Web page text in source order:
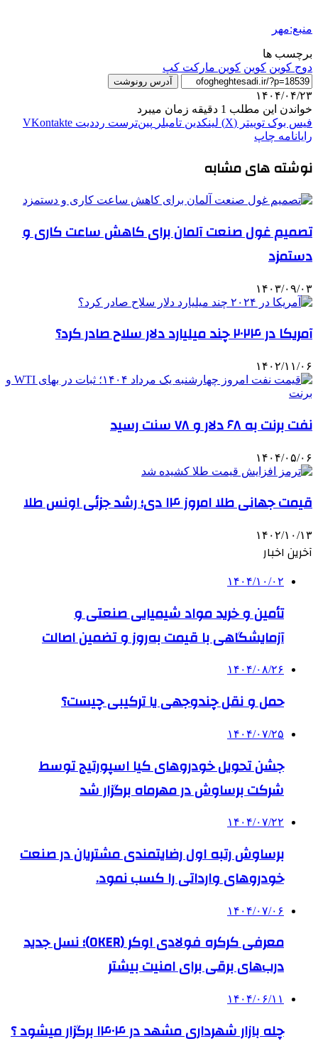
منبع:مهر
برچسب ها
دوج کوین کوین کوین مارکت کپ
آدرس رونوشت
۱۴۰۴/۰۴/۲۳
خواندن این مطلب 1 دقیقه زمان میبرد
فیس بوک توییتر (X) لینکدین ‫تامبلر ‫پین‌ترست ‫رددیت ‫VKontakte
رایانامه چاپ
نوشته های مشابه
تصمیم غول صنعت آلمان برای کاهش ساعت کاری و
دستمزد
۱۴۰۳/۰۹/۰۳
آمریکا در ۲۰۲۴ چند میلیارد دلار سلاح صادر کرد؟
۱۴۰۲/۱۱/۰۶
نفت برنت به ۶۸ دلار و ۷۸ سنت رسید
۱۴۰۴/۰۵/۰۶
قیمت جهانی طلا امروز ۱۴ دی؛ رشد جزئی اونس طلا
۱۴۰۲/۱۰/۱۳
آخرین اخبار
۱۴۰۴/۱۰/۰۲
تأمین و خرید مواد شیمیایی صنعتی و
آزمایشگاهی با قیمت به‌روز و تضمین اصالت
۱۴۰۴/۰۸/۲۶
حمل و نقل چندوجهی یا ترکیبی چیست؟
۱۴۰۴/۰۷/۲۵
جشن تحویل خودروهای کیا اسپورتیج توسط
شرکت برساوش در مهرماه برگزار شد
۱۴۰۴/۰۷/۲۲
برساوش رتبه اول رضایتمندی مشتریان در صنعت
خودروهای وارداتی را کسب نمود.
۱۴۰۴/۰۷/۰۶
معرفی کرکره فولادی اوکر (OKER)؛ نسل جدید
درب‌های برقی برای امنیت بیشتر
۱۴۰۴/۰۶/۱۱
چله بازار شهرداری مشهد در ۱۴۰۴ برگزار میشود ؟